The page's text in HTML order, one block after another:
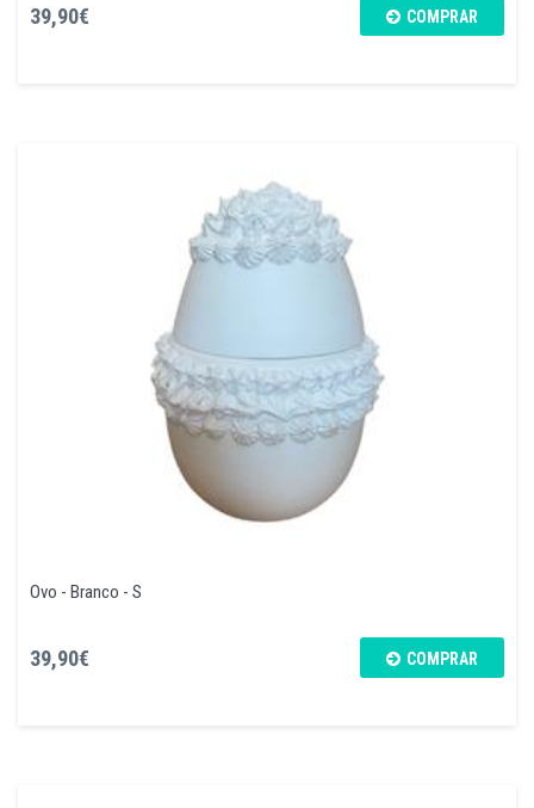
39,90€ COMPRAR
Ovo - Branco - S
39,90€ COMPRAR